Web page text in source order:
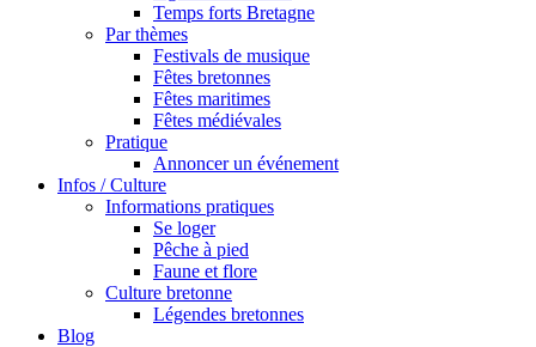
Temps forts Bretagne
Par thèmes
Festivals de musique
Fêtes bretonnes
Fêtes maritimes
Fêtes médiévales
Pratique
Annoncer un événement
Infos / Culture
Informations pratiques
Se loger
Pêche à pied
Faune et flore
Culture bretonne
Légendes bretonnes
Blog